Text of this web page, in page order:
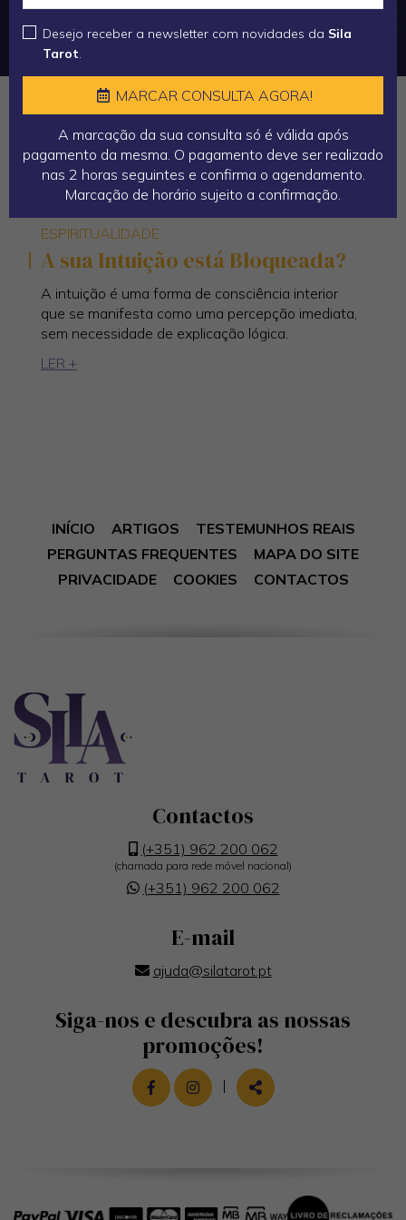
ESPIRITUALIDADE
A sua Intuição está Bloqueada?
A intuição é uma forma de consciência interior
que se manifesta como uma percepção imediata,
sem necessidade de explicação lógica.
LER +
INÍCIO ARTIGOS
TESTEMUNHOS REAIS
PERGUNTAS FREQUENTES
MAPA DO SITE
PRIVACIDADE
COOKIES CONTACTOS
Contactos
(+351) 962 200 062
(chamada para rede móvel nacional)
(+351) 962 200 062
E-mail
ajuda@silatarot.pt
Siga-nos e descubra as nossas
promoções!
LINK PARA A PÁGINA DE FACEBOOK
LINK PARA A PÁGINA DE
|
PARTILHAR
Desejo receber a newsletter com novidades da Sila
Tarot.
MARCAR CONSULTA AGORA!
A marcação da sua consulta só é válida após
pagamento da mesma. O pagamento deve ser realizado
nas 2 horas seguintes e confirma o agendamento.
Marcação de horário sujeito a confirmação.